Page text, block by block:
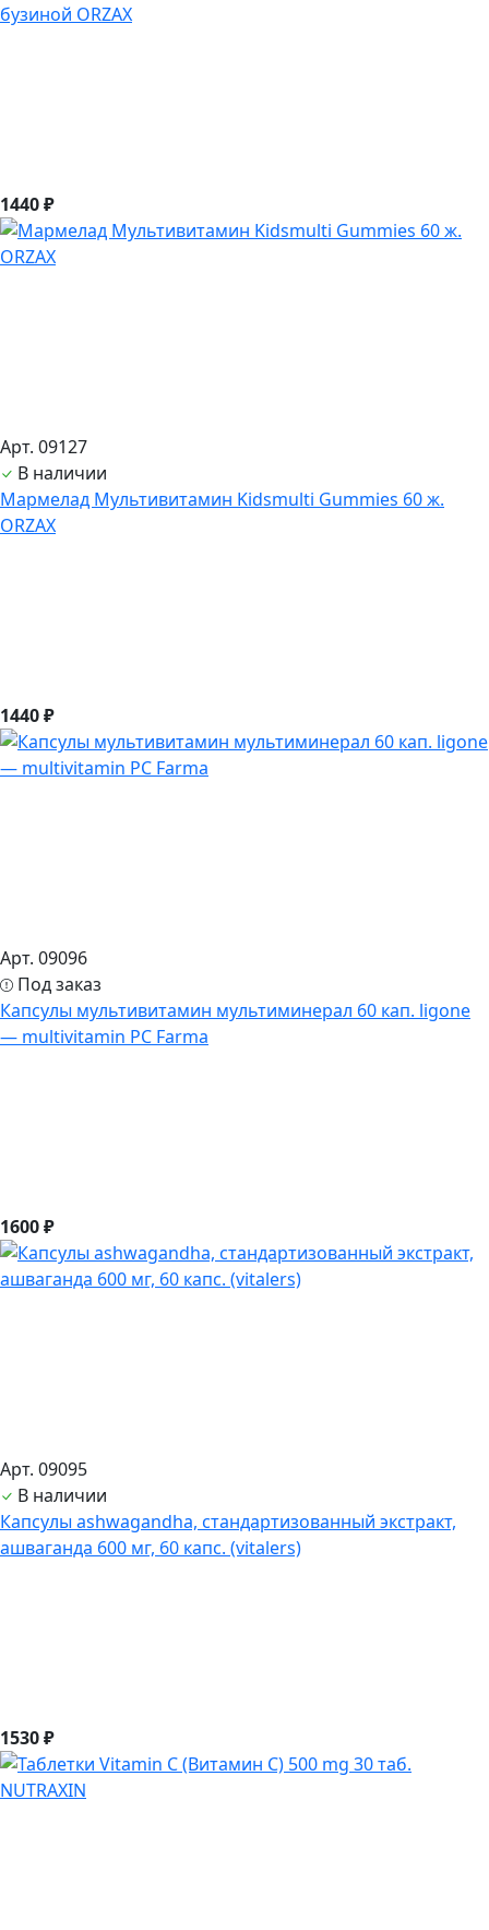
бузиной ORZAX
1440 ₽
Арт. 09127
В наличии
Мармелад Мультивитамин Kidsmulti Gummies 60 ж.
ORZAX
1440 ₽
Арт. 09096
Под заказ
Капсулы мультивитамин мультиминерал 60 кап. ligone
— multivitamin PC Farma
1600 ₽
Арт. 09095
В наличии
Капсулы ashwagandha, стандартизованный экстракт,
ашвагандa 600 мг, 60 капс. (vitalers)
1530 ₽